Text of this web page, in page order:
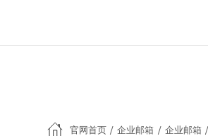
官网首页 / 企业邮箱 / 企业邮箱 /